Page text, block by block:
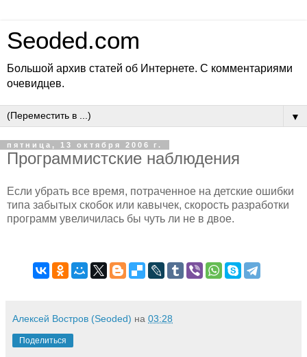
Seoded.com
Большой архив статей об Интернете. С комментариями
очевидцев.
▼
пятница, 13 октября 2006 г.
Программистские наблюдения
Если убрать все время, потраченное на детские ошибки
типа забытых скобок или кавычек, скорость разработки
программ увеличилась бы чуть ли не в двое.
Алексей Востров (Seoded) на 03:28
Поделиться